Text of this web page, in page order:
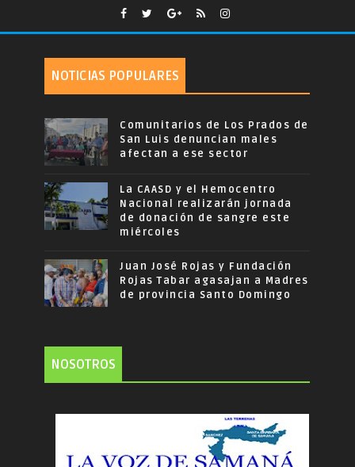
NOTICIAS POPULARES
Comunitarios de Los Prados de
San Luis denuncian males
afectan a ese sector
La CAASD y el Hemocentro
Nacional realizarán jornada
de donación de sangre este
miércoles
Juan José Rojas y Fundación
Rojas Tabar agasajan a Madres
de provincia Santo Domingo
NOSOTROS